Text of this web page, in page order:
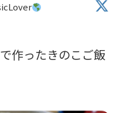
作ったきのこご飯